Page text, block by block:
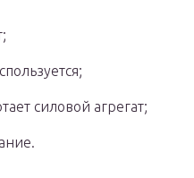
силовой агрегат;